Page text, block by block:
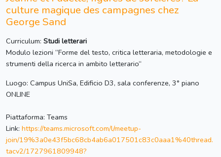
culture magique des campagnes chez
George Sand
Curriculum: Studi letterari
Modulo lezioni “Forme del testo, critica letteraria, metodologie e
strumenti della ricerca in ambito letterario“
Luogo: Campus UniSa, Edificio D3, sala conferenze, 3° piano
ONLINE
Piattaforma: Teams
Link: https://teams.microsoft.com/l/meetup-
join/19%3a0e43f5bc68cb4ab6a017501c83c0aaa1%40thread.
tacv2/1727961809948?